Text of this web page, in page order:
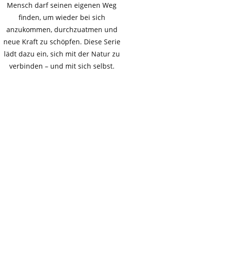
Mensch darf seinen eigenen Weg
finden, um wieder bei sich
anzukommen, durchzuatmen und
neue Kraft zu schöpfen. Diese Serie
lädt dazu ein, sich mit der Natur zu
verbinden – und mit sich selbst.